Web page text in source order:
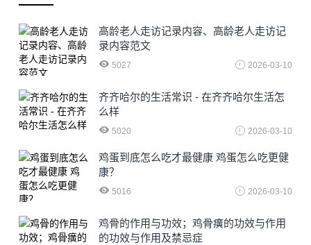
高龄老人走访记录内容、高龄老人走访记
录内容范文
5027 2026-03-10
齐齐哈尔的生活常识 - 在齐齐哈尔生活怎
么样
5020 2026-03-10
鸡蛋到底怎么吃才最健康 鸡蛋怎么吃更健
康？
5016 2026-03-10
鸡骨的作用与功效；鸡骨癀的功效与作用
的功效与作用及禁忌症